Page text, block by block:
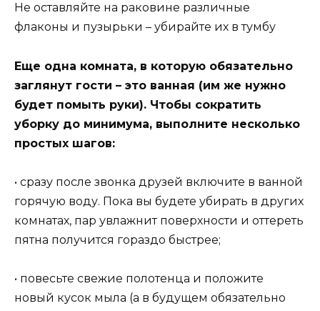
Не оставляйте на раковине различные
флаконы и пузырьки – убирайте их в тумбу
Еще одна комната, в которую обязательно
заглянут гости – это ванная (им же нужно
будет помыть руки). Чтобы сократить
уборку до минимума, выполните несколько
простых шагов:
• сразу после звонка друзей включите в ванной
горячую воду. Пока вы будете убирать в других
комнатах, пар увлажнит поверхности и оттереть
пятна получится гораздо быстрее;
• повесьте свежие полотенца и положите
новый кусок мыла (а в будущем обязательно